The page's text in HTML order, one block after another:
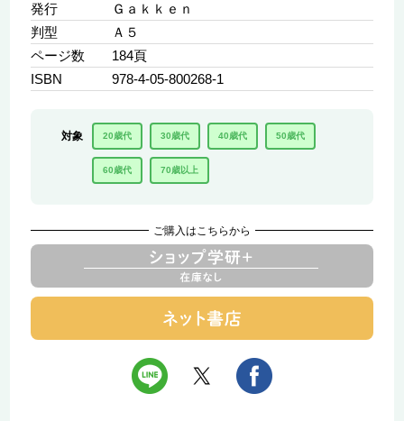
発行
Ｇａｋｋｅｎ
判型
Ａ５
ページ数
184頁
ISBN
978-4-05-800268-1
対象 20歳代 30歳代 40歳代 50歳代
60歳代 70歳以上
ご購入はこちらから